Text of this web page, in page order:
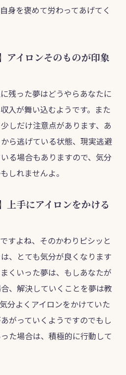
身を褒めて労わってあげてく
アイロンそのものが印象
残った夢はどうやらあなたに
入が舞い込むようです。また
しだけ注意点があります、あ
ら逃げている状態、現実逃避
る場合もありますので、気分
しれませんよ。
上手にアイロンをかける
すよね、そのかわりピシッと
、とても気分が良くなります
くいった夢は、もしあなたが
、解決していくことを夢は教
分よくアイロンをかけていた
がっていくようですのでもし
た場合は、積極的に行動して